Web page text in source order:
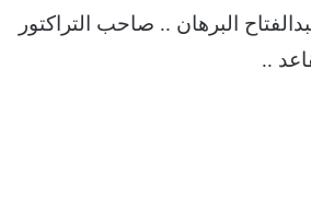
البرهان .. صاحب التراكتور
..